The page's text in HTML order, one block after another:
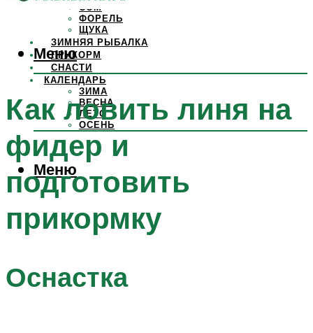
СОМ
ФОРЕЛЬ
ЩУКА
ЗИМНЯЯ РЫБАЛКА
ПРИКОРМ
СНАСТИ
КАЛЕНДАРЬ
ЗИМА
ВЕСНА
ЛЕТО
ОСЕНЬ
Меню
Меню
Как ловить линя на
фидер и
подготовить
прикормку
Оснастка